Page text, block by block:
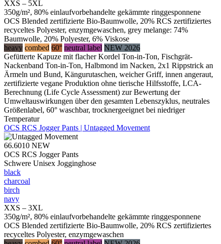
XXS – 5XL
350g/m², 80% einlaufvorbehandelte gekämmte ringgesponnene
OCS Blended zertifizierte Bio-Baumwolle, 20% RCS zertifiziertes
recyceltes Polyester, enzymgewaschen, grey melange: 74%
Baumwolle, 20% Polyester, 6% Viskose
heavy combed 60° neutral label NEW 2026
Gefütterte Kapuze mit flacher Kordel Ton-in-Ton, Fischgrät-
Nackenband Ton-in-Ton, Halbmond im Nacken, 2x1 Rippstrick an
Ärmeln und Bund, Kängurutaschen, weicher Griff, innen angeraut,
zertifizierte vegane Produktion ohne tierische Hilfsstoffe, LCA-
Berechnung (Life Cycle Assessment) zur Bewertung der
Umweltauswirkungen über den gesamten Lebenszyklus, neutrales
Größenlabel, 60° waschbar, trocknergeeignet bei niedriger
Temperatur
OCS RCS Jogger Pants | Untagged Movement
66.6010 NEW
OCS RCS Jogger Pants
Schwere Unisex Jogginghose
black
charcoal
birch
navy
XXS – 3XL
350g/m², 80% einlaufvorbehandelte gekämmte ringgesponnene
OCS Blended zertifizierte Bio-Baumwolle, 20% RCS zertifiziertes
recyceltes Polyester, enzymgewaschen